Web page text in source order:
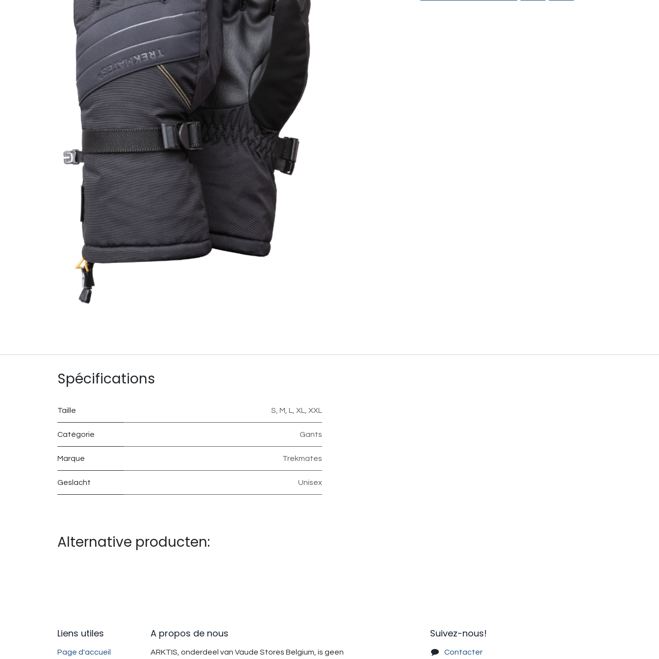
Spécifications
Taille S M L XL XXL
Catégorie Gants
Marque Trekmates
Geslacht Unisex
Alternative producten:
Liens utiles
Page d'accueil
A propos de nous
ARKTIS, onderdeel van Vaude Stores Belgium, is geen
Suivez-nous!​
Contacter